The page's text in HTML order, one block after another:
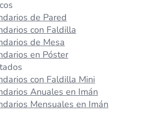
de Pared
con Faldilla
de Mesa
en Póster
con Faldilla Mini
Anuales en Imán
Mensuales en Imán